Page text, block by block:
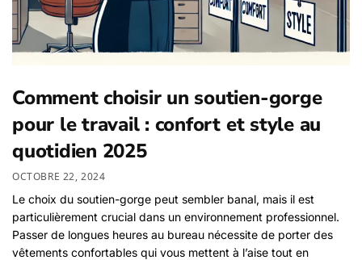
Comment choisir un soutien-gorge
pour le travail : confort et style au
quotidien 2025
OCTOBRE 22, 2024
Le choix du soutien-gorge peut sembler banal, mais il est
particulièrement crucial dans un environnement professionnel.
Passer de longues heures au bureau nécessite de porter des
vêtements confortables qui vous mettent à l’aise tout en